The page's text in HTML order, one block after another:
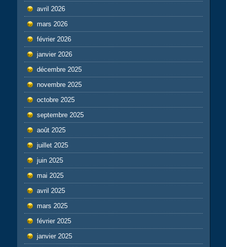
avril 2026
mars 2026
février 2026
janvier 2026
décembre 2025
novembre 2025
octobre 2025
septembre 2025
août 2025
juillet 2025
juin 2025
mai 2025
avril 2025
mars 2025
février 2025
janvier 2025